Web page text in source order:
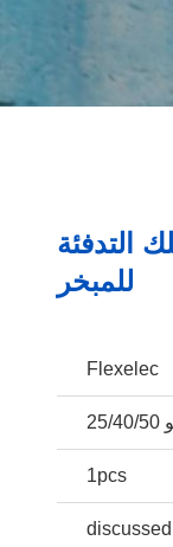
التدفئة
للمبخر
Flexelec
50
1pcs
discussed